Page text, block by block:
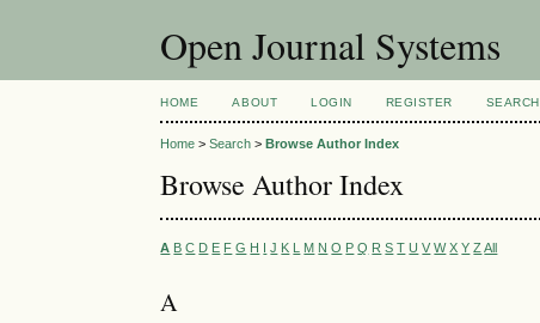
Open Journal Systems
HOME ABOUT LOGIN REGISTER SEARCH
Home >Search >Browse Author Index
Browse Author Index
A B C D E F G H I J K L M N O P Q R S T U V W X Y Z All
A